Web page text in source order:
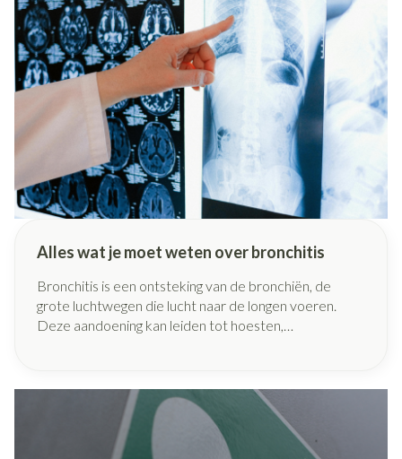
Alles wat je moet weten over bronchitis
Bronchitis is een ontsteking van de bronchiën, de
grote luchtwegen die lucht naar de longen voeren.
Deze aandoening kan leiden tot hoesten,
deze aandoening wordt geconfronteerd. We vertellen
je in dit artikel meer over deze ontsteking op de